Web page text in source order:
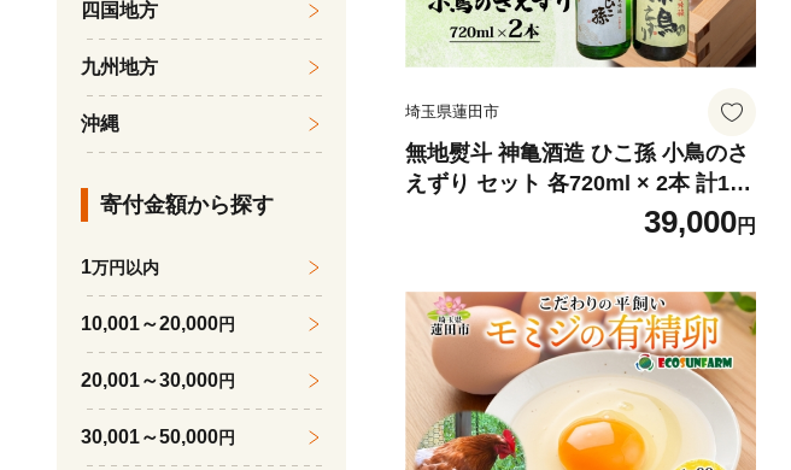
埼玉県蓮田市
無地熨斗 神亀酒造 ひこ孫 小鳥のさ
えずり セット 各720ml × 2本 計144
0ml 埼玉県 蓮田市 お酒 晩酌 家飲み
日本酒 お燗 食事と一緒に楽しめる
る燗 常温 冷や 辛口 お祝い ギフト
地酒 山田錦 贈り物
39,000円
四国地方
九州地方
沖縄
寄付金額から探す
1万円以内
10,001～20,000円
20,001～30,000円
30,001～50,000円